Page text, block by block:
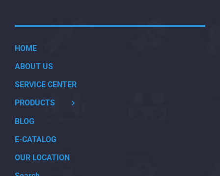
HOME
ABOUT US
SERVICE CENTER
PRODUCTS
BLOG
E-CATALOG
OUR LOCATION